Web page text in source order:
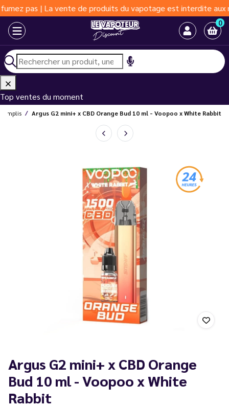
| La vente de produits du vapotage est interdite aux
0
Top ventes du moment
Argus G2 mini+ x CBD Orange Bud 10 ml - Voopoo x White Rabbit
Argus G2 mini+ x CBD Orange
Bud 10 ml - Voopoo x White
Rabbit